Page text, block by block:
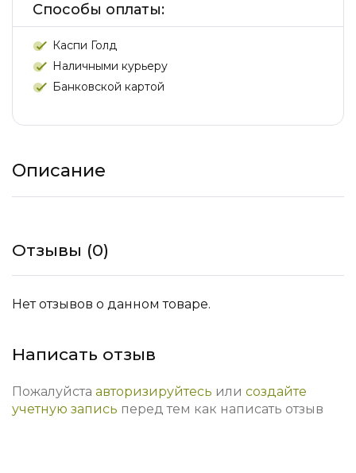
Способы оплаты:
Каспи Голд
Наличными курьеру
Банковской картой
Описание
Отзывы (0)
Нет отзывов о данном товаре.
Написать отзыв
Пожалуйста авторизируйтесь или создайте
учетную запись перед тем как написать отзыв